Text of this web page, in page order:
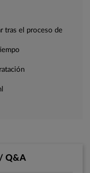
tras el proceso de
/ Q&A